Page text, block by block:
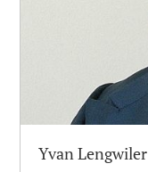
Yvan Lengwiler